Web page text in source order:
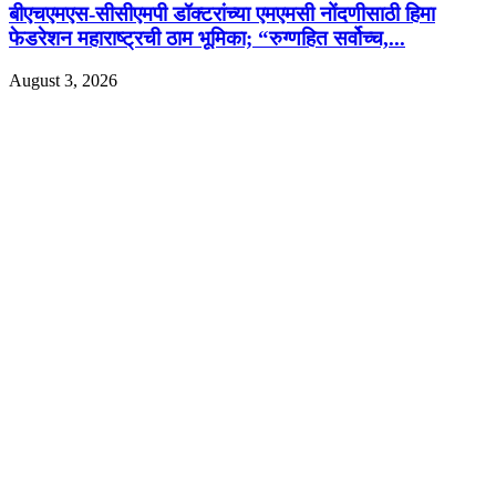
बीएचएमएस-सीसीएमपी डॉक्टरांच्या एमएमसी नोंदणीसाठी हिमा
फेडरेशन महाराष्ट्रची ठाम भूमिका; “रुग्णहित सर्वोच्च,...
August 3, 2026